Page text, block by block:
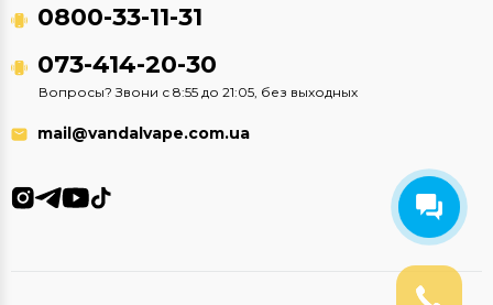
0800-33-11-31
073-414-20-30
Вопросы? Звони с 8:55 до 21:05, без выходных
mail@vandalvape.com.ua